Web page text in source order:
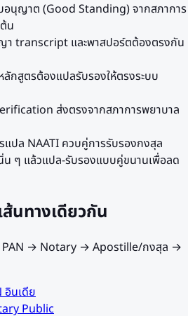
อนุญาต (Good Standing) จากสภาการ
น
transcript และพาสปอร์ตต้องตรงกัน
กสูตรต้องแปลรับรองให้ตรงระบบ
ส่งตรงจากสภาการพยาบาล
แปล NAATI ควบคู่การรับรองกงสุล
น ๆ แล้วแปล-รับรองแบบคู่ขนานเพื่อลด
ส้นทางเดียวกัน
→ Notary → Apostille/กงสุล →
อินเดีย
Public